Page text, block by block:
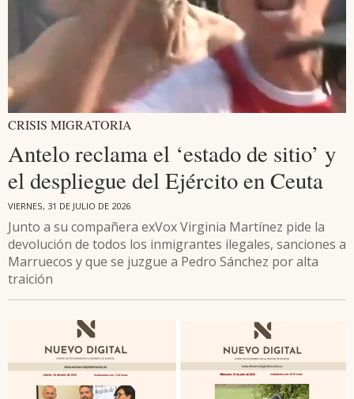
CRISIS MIGRATORIA
Antelo reclama el ‘estado de sitio’ y
el despliegue del Ejército en Ceuta
VIERNES, 31 DE JULIO DE 2026
Junto a su compañera exVox Virginia Martínez pide la
devolución de todos los inmigrantes ilegales, sanciones a
Marruecos y que se juzgue a Pedro Sánchez por alta
traición